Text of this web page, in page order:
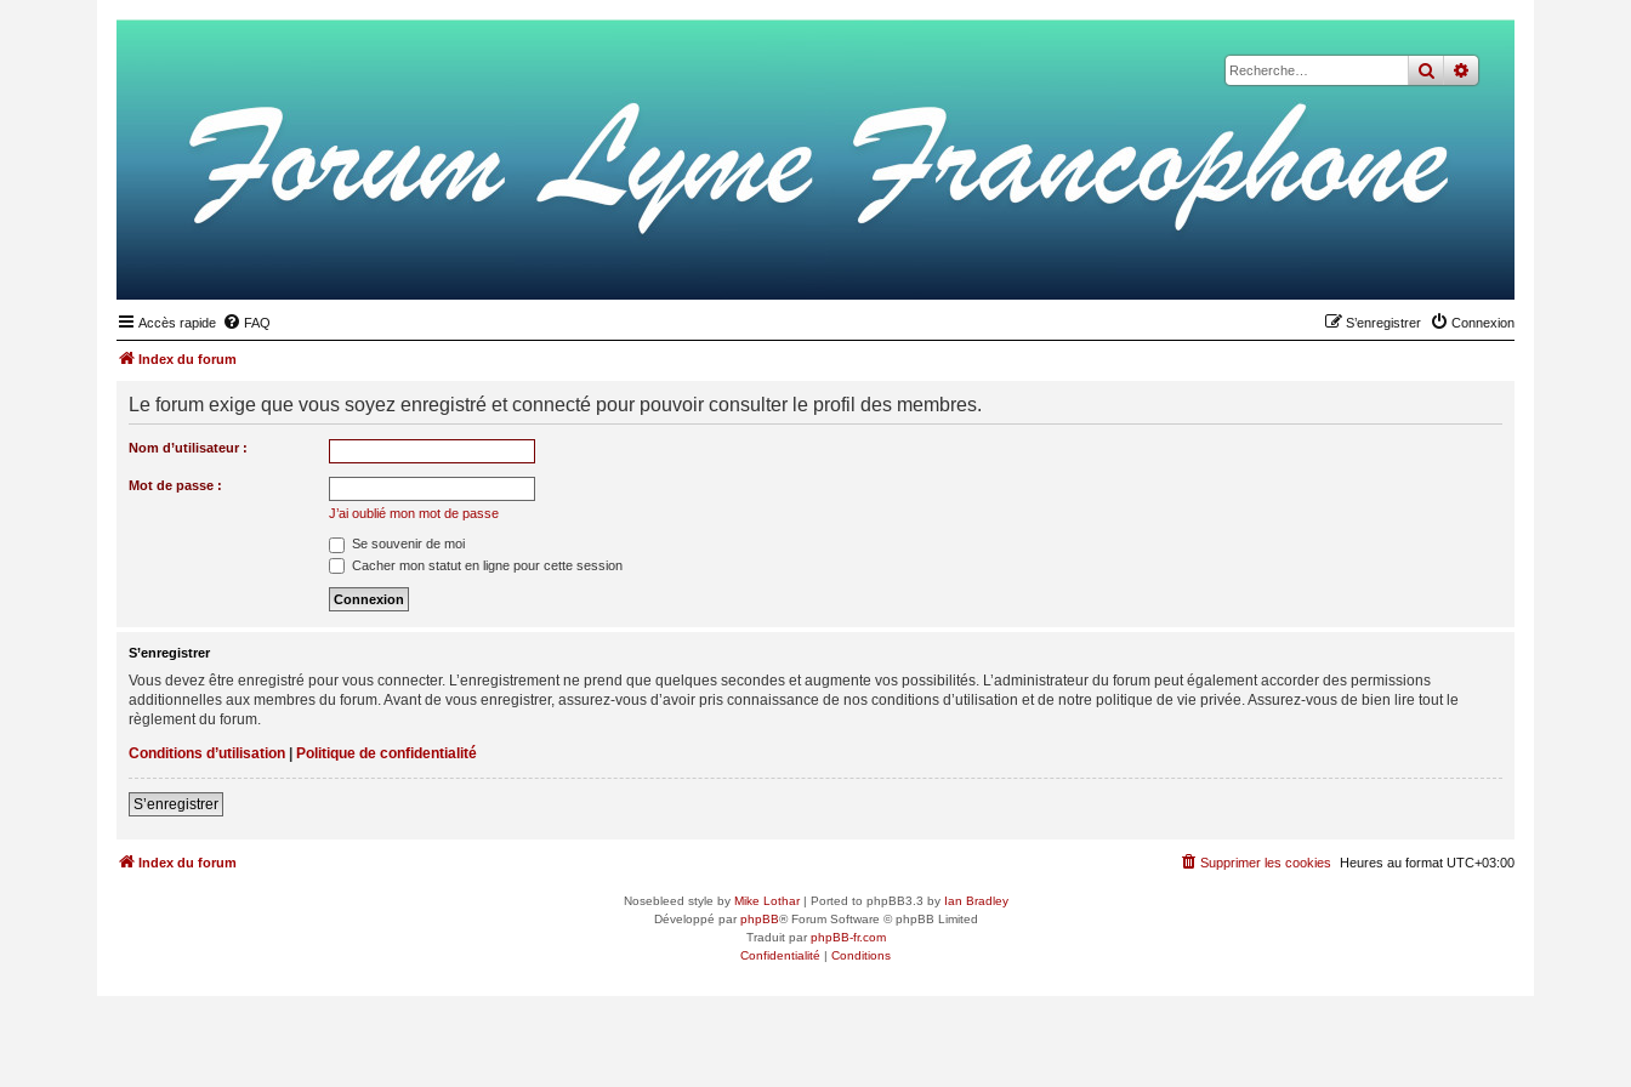
rechercher
recherche
Accès rapide FAQ Connexion
S’enregistrer
Index du forum
Le forum exige que vous soyez enregistré et connecté pour pouvoir consulter le profil des membres.
Nom d’utilisateur :
Mot de passe :
J’ai oublié mon mot de passe
Se souvenir de moi
Cacher mon statut en ligne pour cette session
S’enregistrer
Vous devez être enregistré pour vous connecter. L’enregistrement ne prend que quelques secondes et augmente vos possibilités. L’administrateur du forum peut également accorder des permissions
additionnelles aux membres du forum. Avant de vous enregistrer, assurez-vous d’avoir pris connaissance de nos conditions d’utilisation et de notre politique de vie privée. Assurez-vous de bien lire tout le
règlement du forum.
Conditions d’utilisation | Politique de confidentialité
S’enregistrer
Index du forum Heures au format UTC+03:00
Supprimer les cookies
Nosebleed style by Mike Lothar| Ported to phpBB3.3 by Ian Bradley
Développé parphpBB® Forum Software © phpBB Limited
Traduit parphpBB-fr.com
Confidentialité | Conditions